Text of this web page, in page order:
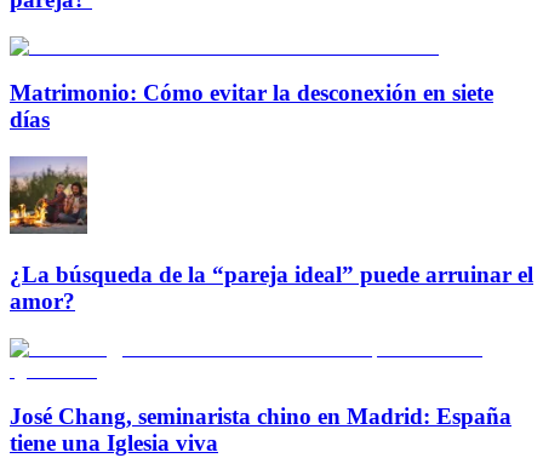
Matrimonio: Cómo evitar la desconexión en siete
días
¿La búsqueda de la “pareja ideal” puede arruinar el
amor?
José Chang, seminarista chino en Madrid: España
tiene una Iglesia viva